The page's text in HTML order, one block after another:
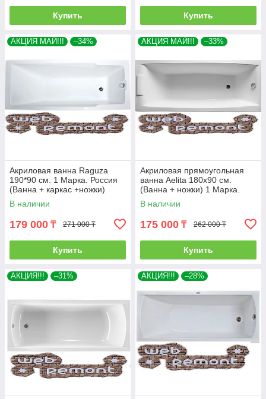
Купить Купить
АКЦИЯ МАЙ!!! –34%
Акриловая ванна Raguza
190*90 см. 1 Марка. Россия
(Ванна + каркас +ножки)
В наличии
179 000 ₸ 271 000 ₸
Купить
АКЦИЯ МАЙ!!! –33%
Акриловая прямоугольная
ванна Aelita 180х90 см.
(Ванна + ножки) 1 Марка.
Россия
В наличии
175 000 ₸ 262 000 ₸
Купить
АКЦИЯ!!! –31% АКЦИЯ!!! –28%